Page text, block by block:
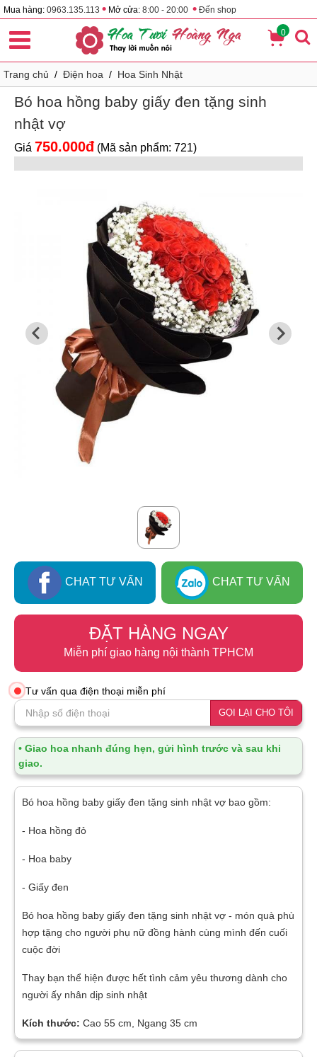
Mua hàng: 0963.135.113 • Mở cửa: 8:00 - 20:00 • Đến shop
0
Trang chủ / Điện hoa / Hoa Sinh Nhật
Bó hoa hồng baby giấy đen tặng sinh
nhật vợ
Giá 750.000đ (Mã sản phẩm: 721)
CHAT TƯ VẤN CHAT TƯ VẤN
ĐẶT HÀNG NGAY
Miễn phí giao hàng nội thành TPHCM
Tư vấn qua điện thoại miễn phí
GỌI LẠI CHO TÔI
• Giao hoa nhanh đúng hẹn, gửi hình trước và sau khi
giao.
Bó hoa hồng baby giấy đen tặng sinh nhật vợ bao gồm:
- Hoa hồng đỏ
- Hoa baby
- Giấy đen
Bó hoa hồng baby giấy đen tặng sinh nhật vợ - món quà phù
hợp tặng cho người phụ nữ đồng hành cùng mình đến cuối
cuộc đời
Thay bạn thể hiện được hết tình cảm yêu thương dành cho
người ấy nhân dịp sinh nhật
Kích thước: Cao 55 cm, Ngang 35 cm